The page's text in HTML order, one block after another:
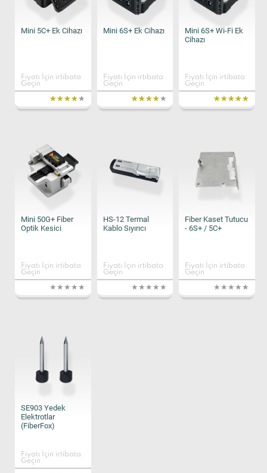
Mini 5C+ Ek Cihazı
Fiyatı İçin irtibata
Geçin
Mini 6S+ Ek Cihazı
Fiyatı İçin irtibata
Geçin
Mini 6S+ Wi-Fi Ek
Cihazı
Fiyatı İçin irtibata
Geçin
Mini 50G+ Fiber
Optik Kesici
Fiyatı İçin irtibata
Geçin
HS-12 Termal
Kablo Sıyırıcı
Fiyatı İçin irtibata
Geçin
Fiber Kaset Tutucu
- 6S+ / 5C+
Fiyatı İçin irtibata
Geçin
SE903 Yedek
Elektrotlar
(FiberFox)
Fiyatı İçin irtibata
Geçin